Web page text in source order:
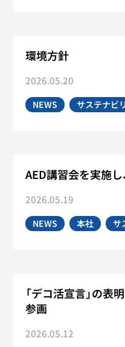
環境方針
2026.05.20
NEWS サステナビ
AED講習会を実施
2026.05.19
NEWS 本社 サ
「デコ活宣言」の表
参画
2026.05.12